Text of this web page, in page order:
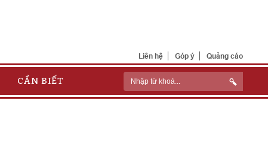
Liên hệ Góp ý Quảng cáo
CẦN BIẾT